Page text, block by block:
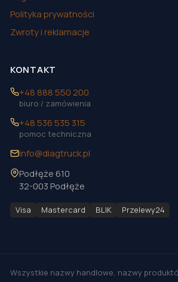
Polityka prywatności
Zwroty i reklamacje
KONTAKT
+48 888 550 200
biuro / zamówienia
+48 536 535 315
pomoc techniczna
info@diagtruck.pl
Podłęże 610
32-003 Podłęże
Visa Mastercard BLIK Przelewy24
Wszystkie nazwy handlowe, nazwy